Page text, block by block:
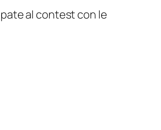
al contest con le